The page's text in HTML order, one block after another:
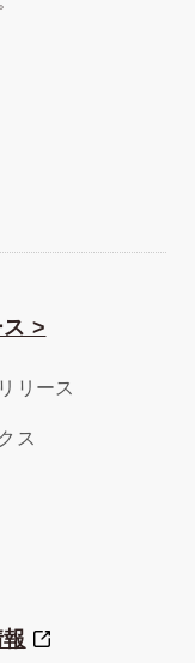
>
リース
ス